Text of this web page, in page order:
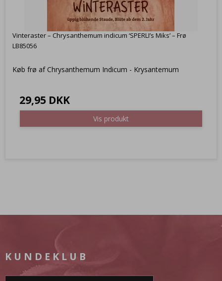
Vinteraster – Chrysanthemum indicum ‘SPERLI’s Miks’ – Frø
LB85056
Køb frø af Chrysanthemum Indicum - Krysantemum
29,95 DKK
Vis produkt
KUNDEKLUB